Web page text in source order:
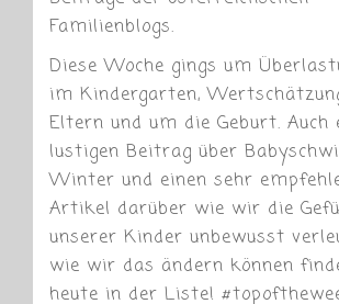
Familienblogs.
Diese Woche gings um
im Kindergarten,
Eltern und um die Geburt. Auch
lustigen Beitrag über
Winter und einen sehr
Artikel darüber wie wir die
unserer Kinder unbewusst
wie wir das ändern können
heute in der Liste!